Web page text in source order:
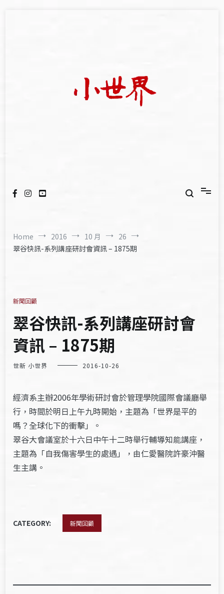
Home 2016 10 月
26
翠谷快訊-系列講座研討會資訊 – 1875期
新聞回顧
翠谷快訊-系列講座研討會
資訊 – 1875期
世新 小世界 2016-10-26
經濟系主辦2006年學術研討會於管理學院國際會議廳舉
行，時間於明日上午九時開始，主題為「世界是平的
嗎？全球化下的衝擊」。
翠谷大會議室於十六日中午十二時舉行輔導知能講座，
主題為「自我傷害學生的處遇」，由仁愛醫院許豪沖醫
生主講。
CATEGORY: 新聞回顧